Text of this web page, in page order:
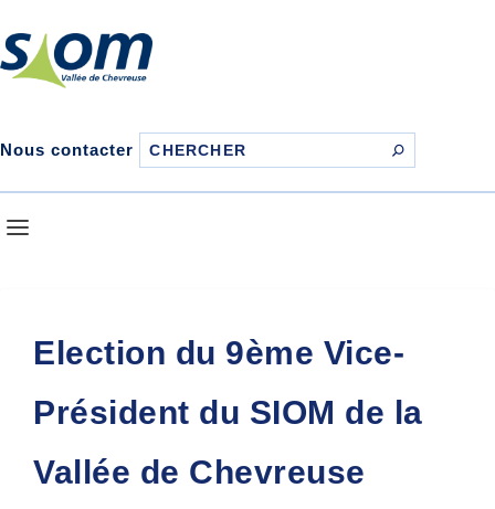
Nous contacter
Election du 9ème Vice-
Président du SIOM de la
Vallée de Chevreuse